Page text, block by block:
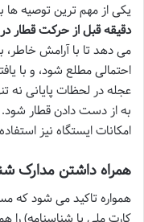
یکی از مهم ترین توصیه ها
دقیقه قبل از حرکت قطار
می دهد تا با آرامش خاطر،
احتمالی مطلع شود، و با
عجله در لحظات پایانی نه
به از دست دادن قطار شود.
امکانات ایستگاه نیز
همراه داشتن مدارک
همواره تاکید می شود که